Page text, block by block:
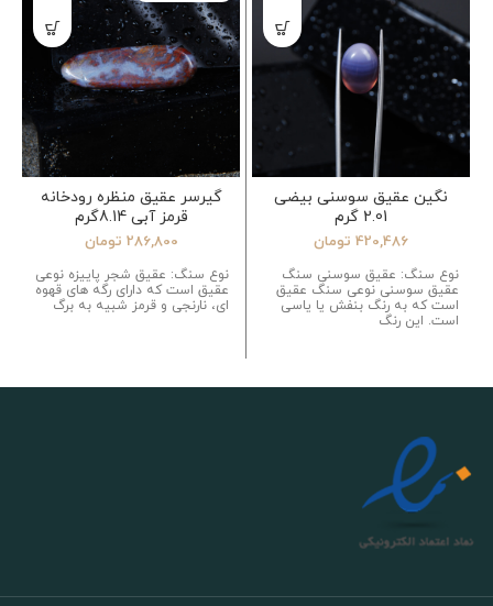
نگین عقیق سوسنی بیضی
2.01 گرم
420,486 تومان
نوع سنگ: عقیق سوسنی سنگ
عقیق سوسنی نوعی سنگ عقیق
است که به رنگ بنفش یا یاسی
است. این رنگ
گیرسر عقیق منظره رودخانه
قرمز آبی 8.14گرم
286,800 تومان
نوع سنگ: عقیق شجر پاییزه نوعی
عقیق است که دارای رگه های قهوه
ای، نارنجی و قرمز شبیه به برگ